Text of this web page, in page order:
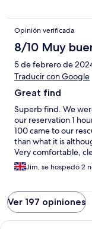
Opinión verificada
8/10 Muy
5 de febrero de
Traducir con Google
Great find
Superb find. We
our reservation 1
100 came to our
than what it is
Very comfortable,
recommended! 😊
Jim, se hospedó 2
Ver 197 opiniones